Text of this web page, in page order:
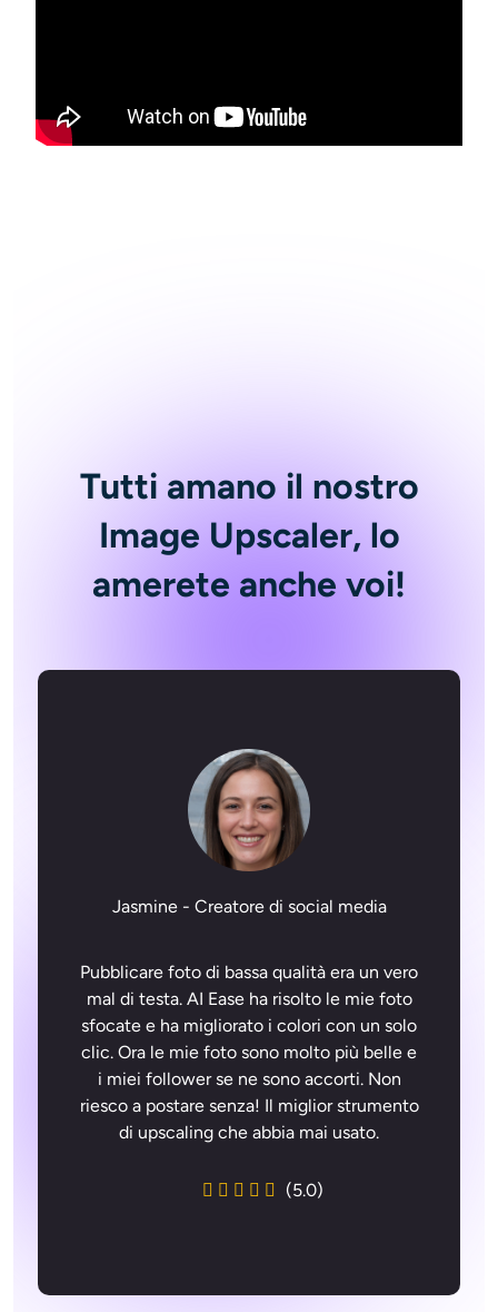
Tutti amano il nostro
Image Upscaler, lo
amerete anche voi!
Jasmine - Creatore di social media
Pubblicare foto di bassa qualità era un vero
mal di testa. AI Ease ha risolto le mie foto
sfocate e ha migliorato i colori con un solo
clic. Ora le mie foto sono molto più belle e
i miei follower se ne sono accorti. Non
riesco a postare senza! Il miglior strumento
di upscaling che abbia mai usato.
(5.0)